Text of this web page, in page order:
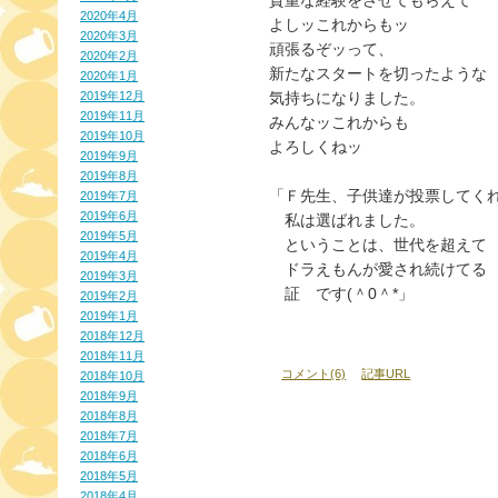
2020年4月
2020年3月
2020年2月
2020年1月
2019年12月
2019年11月
2019年10月
2019年9月
2019年8月
2019年7月
2019年6月
2019年5月
2019年4月
2019年3月
2019年2月
2019年1月
2018年12月
2018年11月
2018年10月
2018年9月
2018年8月
2018年7月
2018年6月
2018年5月
よしッこれからもッ
頑張るぞッって、
新たなスタートを切ったような
気持ちになりました。
みんなッこれからも
よろしくねッ
「Ｆ先生、子供達が投票してく
私は選ばれました。
ということは、世代を超えて
ドラえもんが愛され続けてる
証　です(＾0＾*」
コメント(6) 記事URL